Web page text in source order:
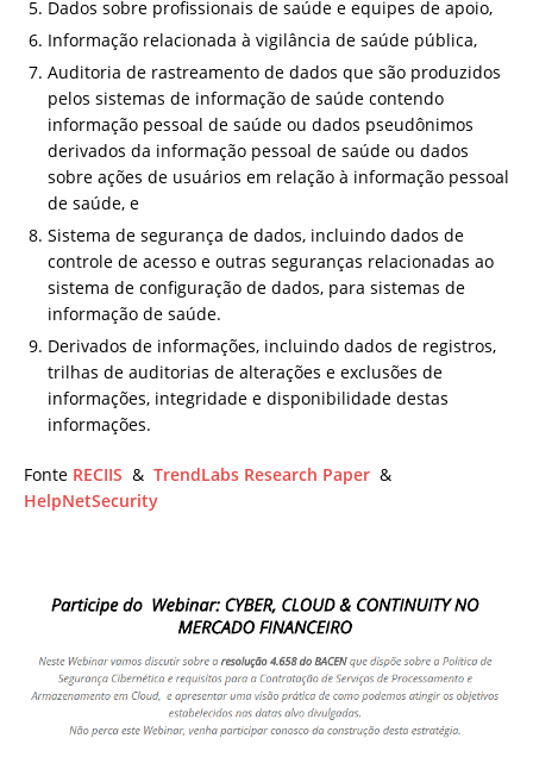
Dados sobre profissionais de saúde e equipes de apoio,
Informação relacionada à vigilância de saúde pública,
Auditoria de rastreamento de dados que são produzidos
pelos sistemas de informação de saúde contendo
informação pessoal de saúde ou dados pseudônimos
derivados da informação pessoal de saúde ou dados
sobre ações de usuários em relação à informação pessoal
de saúde, e
Sistema de segurança de dados, incluindo dados de
controle de acesso e outras seguranças relacionadas ao
sistema de configuração de dados, para sistemas de
informação de saúde.
Derivados de informações, incluindo dados de registros,
trilhas de auditorias de alterações e exclusões de
informações, integridade e disponibilidade destas
informações.
Fonte RECIIS & TrendLabs Research Paper &
HelpNetSecurity